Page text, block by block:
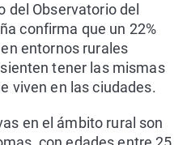
del Observatorio del
confirma que un 22%
entornos rurales
tener las mismas
viven en las ciudades.
en el ámbito rural son